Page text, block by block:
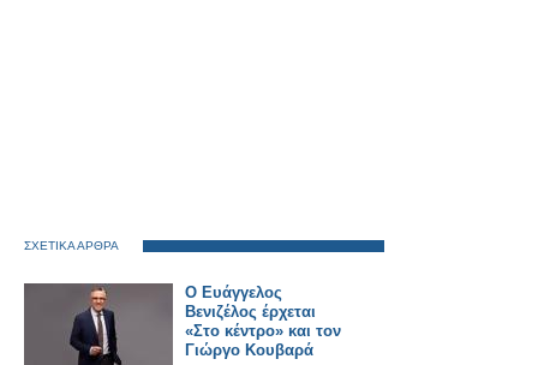
ΣΧΕΤΙΚΑ ΑΡΘΡΑ
Ο Ευάγγελος
Βενιζέλος έρχεται
«Στο κέντρο» και τον
Γιώργο Κουβαρά